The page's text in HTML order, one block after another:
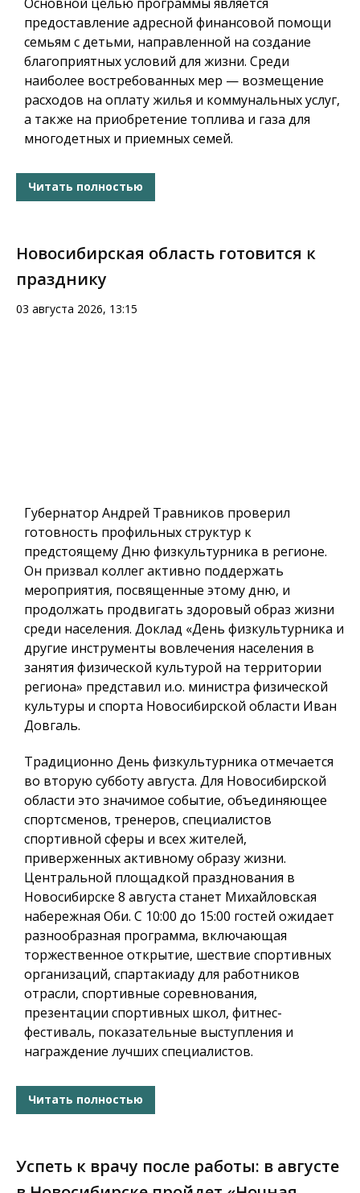
предоставление адресной финансовой помощи
семьям с детьми, направленной на создание
благоприятных условий для жизни. Среди
наиболее востребованных мер — возмещение
расходов на оплату жилья и коммунальных услуг,
а также на приобретение топлива и газа для
многодетных и приемных семей.
Читать полностью
Новосибирская область готовится к
празднику
03 августа 2026, 13:15
Губернатор Андрей Травников проверил
готовность профильных структур к
предстоящему Дню физкультурника в регионе.
Он призвал коллег активно поддержать
мероприятия, посвященные этому дню, и
продолжать продвигать здоровый образ жизни
среди населения. Доклад «День физкультурника и
другие инструменты вовлечения населения в
занятия физической культурой на территории
региона» представил и.о. министра физической
культуры и спорта Новосибирской области Иван
Довгаль.
Традиционно День физкультурника отмечается
во вторую субботу августа. Для Новосибирской
области это значимое событие, объединяющее
спортсменов, тренеров, специалистов
спортивной сферы и всех жителей,
приверженных активному образу жизни.
Центральной площадкой празднования в
Новосибирске 8 августа станет Михайловская
набережная Оби. С 10:00 до 15:00 гостей ожидает
разнообразная программа, включающая
торжественное открытие, шествие спортивных
организаций, спартакиаду для работников
отрасли, спортивные соревнования,
презентации спортивных школ, фитнес-
фестиваль, показательные выступления и
награждение лучших специалистов.
Читать полностью
Успеть к врачу после работы: в августе